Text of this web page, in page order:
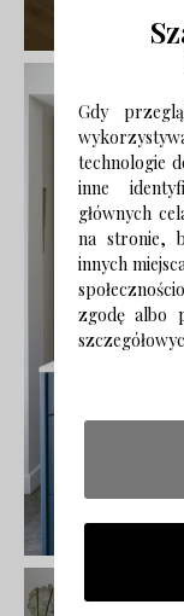
Gdy
technologie
inne
głównych
na stronie,
innych
zgodę albo